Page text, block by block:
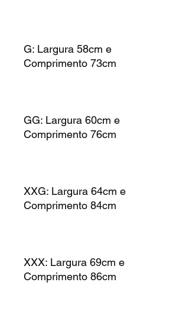
G: Largura 58cm e
Comprimento 73cm
GG: Largura 60cm e
Comprimento 76cm
XXG: Largura 64cm e
Comprimento 84cm
XXX: Largura 69cm e
Comprimento 86cm